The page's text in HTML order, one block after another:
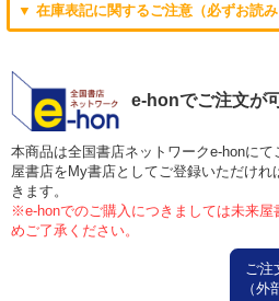
▼ 在庫表記に関するご注意（必ずお読み
e-honでご注文が
本商品は全国書店ネットワークe-honに
屋書店をMy書店としてご登録いただけ
きます。
※e-honでのご購入につきましては未来
めご了承ください。
ご注
（外